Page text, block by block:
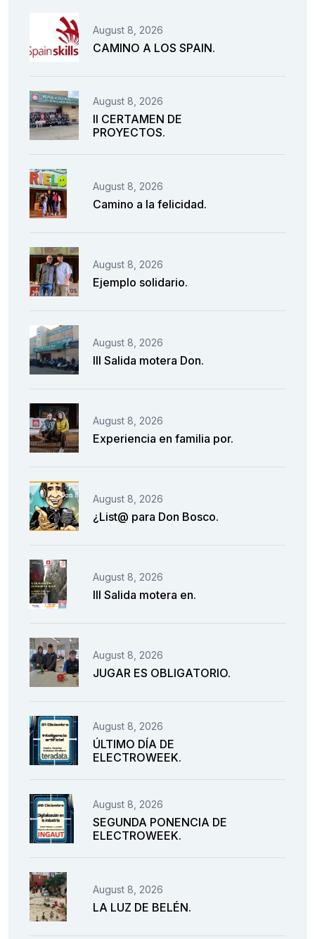
August 8, 2026
CAMINO A LOS SPAIN.
August 8, 2026
II CERTAMEN DE
PROYECTOS.
August 8, 2026
Camino a la felicidad.
August 8, 2026
Ejemplo solidario.
August 8, 2026
III Salida motera Don.
August 8, 2026
Experiencia en familia por.
August 8, 2026
¿List@ para Don Bosco.
August 8, 2026
III Salida motera en.
August 8, 2026
JUGAR ES OBLIGATORIO.
August 8, 2026
ÚLTIMO DÍA DE
ELECTROWEEK.
August 8, 2026
SEGUNDA PONENCIA DE
ELECTROWEEK.
August 8, 2026
LA LUZ DE BELÉN.